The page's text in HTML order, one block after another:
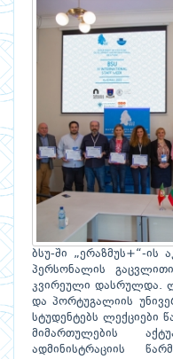
ბსუ-ში „ერაზმუს+“-ის
პერსონალის
კვირეული დასრულდა.
და პორტუგალიის
სტუდენტებს ლექციები
მიმართულების
ადმინისტრაციის